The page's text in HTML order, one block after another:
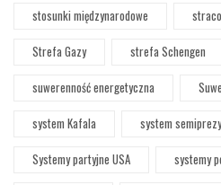
stosunki międzynarodowe
Strefa Gazy
strefa Schengen
suwerenność energetyczna
system Kafala
system
Systemy partyjne USA
systemy